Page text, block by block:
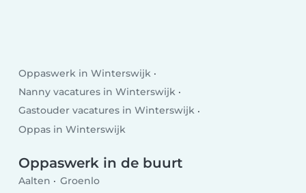
Oppaswerk in Winterswijk
Nanny vacatures in Winterswijk
Gastouder vacatures in Winterswijk
Oppas in Winterswijk
Oppaswerk in de buurt
Aalten Groenlo